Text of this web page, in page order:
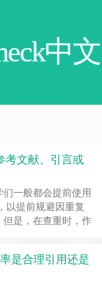
中文
考文献、引言或
一般都会提前使用
以提前规避因重复
是，在查重时，作
、iThenticate 是否
是合理引用还是